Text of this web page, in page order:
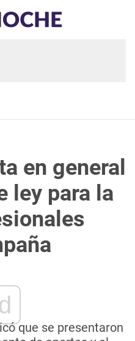
en general
ley para la
que se presentaron